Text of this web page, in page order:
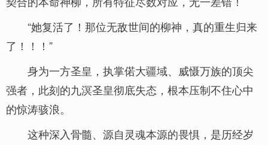
“她复活了！那位无敌世间的柳神，真的重生归来
了！！！”
身为一方圣皇，执掌偌大疆域、威慑万族的顶尖
强者，此刻的九溟圣皇彻底失态，根本压制不住心中
的惊涛骇浪。
这种深入骨髓、源自灵魂本源的畏惧，是历经岁